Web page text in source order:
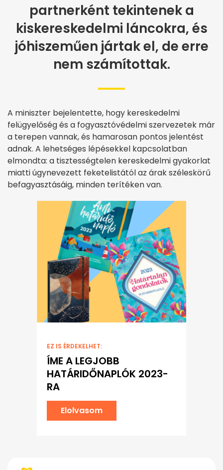
partnerként tekintenek a
kiskereskedelmi láncokra, és
jóhiszeműen jártak el, de erre
nem számítottak.
A miniszter bejelentette, hogy kereskedelmi
felügyelőség és a fogyasztóvédelmi szervezetek már
a terepen vannak, és hamarosan pontos jelentést
adnak. A lehetséges lépésekkel kapcsolatban
elmondta: a tisztességtelen kereskedelmi gyakorlat
miatti úgynevezett feketelistától az árak széleskörű
befagyasztásáig, minden terítéken van.
EZ IS ÉRDEKELHET:
ÍME A LEGJOBB
HATÁRIDŐNAPLÓK 2023-
RA
Elolvasom